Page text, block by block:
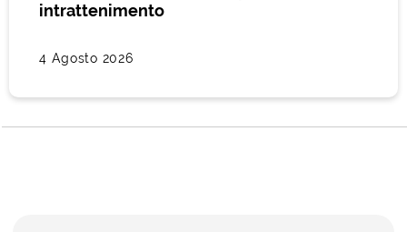
intrattenimento
4 Agosto 2026